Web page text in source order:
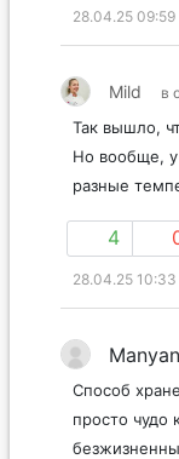
28.04.25 09:59
Mild в
Так вышло,
Но вообще,
разные
4
28.04.25 10:33
Способ
просто чудо